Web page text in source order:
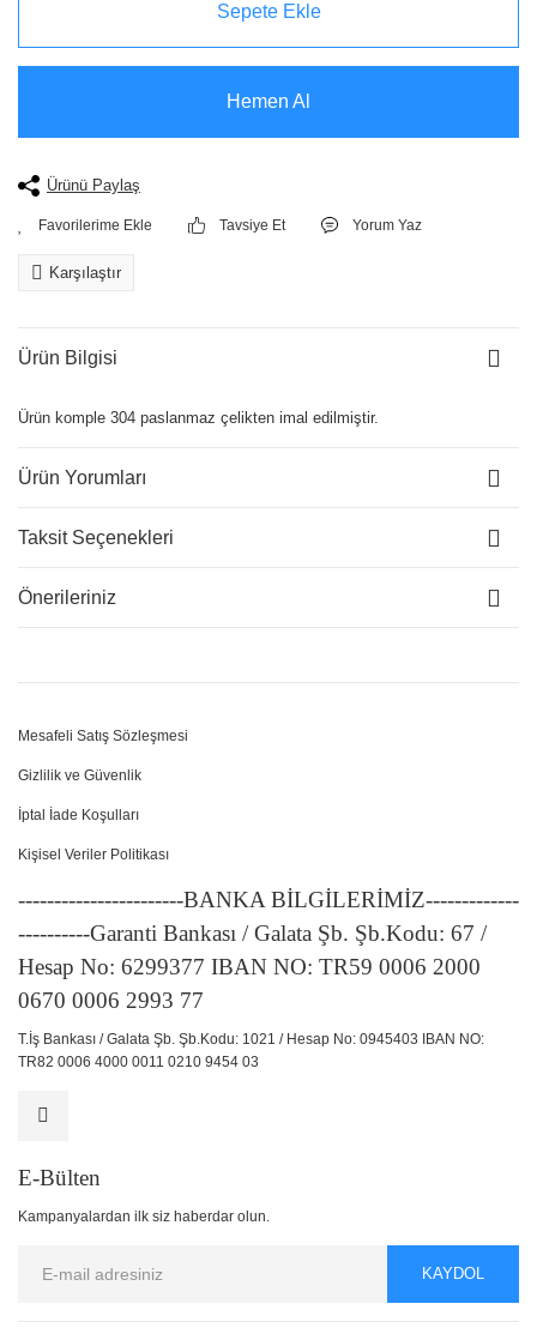
Sepete Ekle
Hemen Al
Ürünü Paylaş
Tavsiye Et Yorum Yaz
Karşılaştır
Ürün Bilgisi
Ürün komple 304 paslanmaz çelikten imal edilmiştir.
Ürün Yorumları
Taksit Seçenekleri
Önerileriniz
Mesafeli Satış Sözleşmesi
Gizlilik ve Güvenlik
İptal İade Koşulları
Kişisel Veriler Politikası
-----------------------BANKA BİLGİLERİMİZ-------------
----------Garanti Bankası / Galata Şb. Şb.Kodu: 67 /
Hesap No: 6299377 IBAN NO: TR59 0006 2000
0670 0006 2993 77
T.İş Bankası / Galata Şb. Şb.Kodu: 1021 / Hesap No: 0945403 IBAN NO:
TR82 0006 4000 0011 0210 9454 03
E-Bülten
Kampanyalardan ilk siz haberdar olun.
KAYDOL